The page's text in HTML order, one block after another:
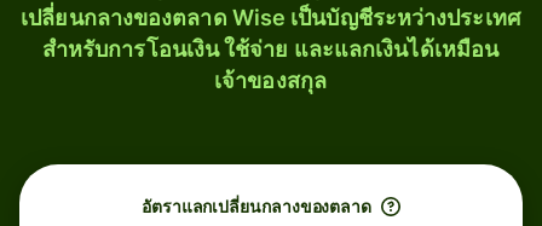
เปลี่ยนกลางของตลาด Wise เป็นบัญชีระหว่างประเทศ
สำหรับการโอนเงิน ใช้จ่าย และแลกเงินได้เหมือน
เจ้าของสกุล
อัตราแลกเปลี่ยนกลางของตลาด